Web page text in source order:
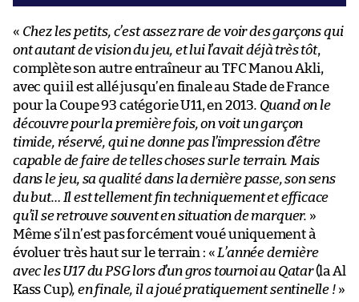
« Chez les petits, c’est assez rare de voir des garçons qui
ont autant de vision du jeu, et lui l’avait déjà très tôt,
complète son autre entraîneur au TFC Manou Akli,
avec qui il est allé jusqu’en finale au Stade de France
pour la Coupe 93 catégorie U11, en 2013. Quand on le
découvre pour la première fois, on voit un garçon
timide, réservé, qui ne donne pas l’impression d’être
capable de faire de telles choses sur le terrain. Mais
dans le jeu, sa qualité dans la dernière passe, son sens
du but… Il est tellement fin techniquement et efficace
qu’il se retrouve souvent en situation de marquer. »
Même s’il n’est pas forcément voué uniquement à
évoluer très haut sur le terrain : « L’année dernière
avec les U17 du PSG lors d’un gros tournoi au Qatar(la Al
Kass Cup), en finale, il a joué pratiquement sentinelle !»